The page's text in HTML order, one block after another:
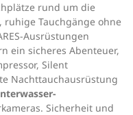
rund um die
Tauchgänge ohne
Ausrüstungen
ein sicheres Abenteuer,
Silent
Nachttauchausrüstung
Sicherheit und